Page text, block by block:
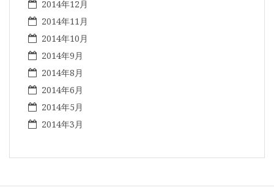
2014年12月
2014年11月
2014年10月
2014年9月
2014年8月
2014年6月
2014年5月
2014年3月